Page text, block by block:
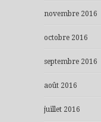
novembre 2016
octobre 2016
septembre 2016
août 2016
juillet 2016